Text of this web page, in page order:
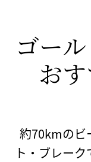
ゴー
お
約70kmのビ
ト・ブレー